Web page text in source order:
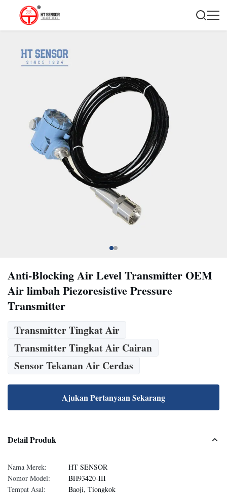
Anti-Blocking Air Level Transmitter OEM
Air limbah Piezoresistive Pressure
Transmitter
Transmitter Tingkat Air
Transmitter Tingkat Air Cairan
Sensor Tekanan Air Cerdas
Ajukan Pertanyaan Sekarang
Detail Produk
Nama Merek:
HT SENSOR
Nomor Model:
BH93420-III
Tempat Asal:
Baoji, Tiongkok